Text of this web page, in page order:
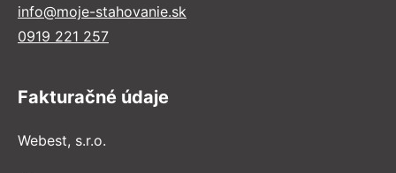
info@moje-stahovanie.sk
0919 221 257
Fakturačné údaje
Webest, s.r.o.